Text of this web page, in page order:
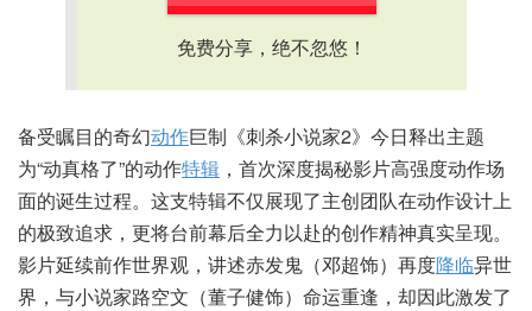
免费分享，绝不忽悠！
备受瞩目的奇幻动作巨制《刺杀小说家2》今日释出主题
为“动真格了”的动作特辑 ，首次深度揭秘影片高强度动作场
面的诞生过程。这支特辑不仅展现了主创团队在动作设计上
的极致追求，更将台前幕后全力以赴的创作精神真实呈现。
影片延续前作世界观，讲述赤发鬼（邓超饰）再度降临异世
界，与小说家路空文（董子健饰）命运重逢，却因此激发了